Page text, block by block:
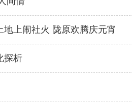
地上闹社火 陇原欢腾庆元宵
探析